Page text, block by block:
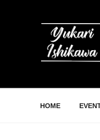
石川
HOME